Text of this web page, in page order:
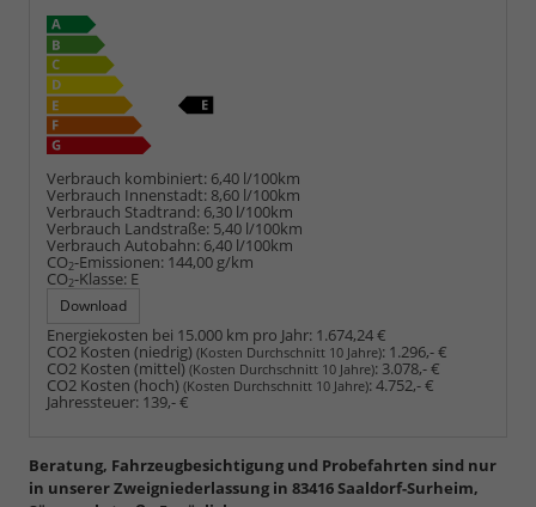
Verbrauch kombiniert: 6,40 l/100km
Verbrauch Innenstadt: 8,60 l/100km
Verbrauch Stadtrand: 6,30 l/100km
Verbrauch Landstraße: 5,40 l/100km
Verbrauch Autobahn: 6,40 l/100km
CO2-Emissionen: 144,00 g/km
CO2-Klasse: E
Download
Energiekosten bei 15.000 km pro Jahr: 1.674,24 €
CO2 Kosten (niedrig) (Kosten Durchschnitt 10 Jahre): 1.296,- €
CO2 Kosten (mittel) (Kosten Durchschnitt 10 Jahre): 3.078,- €
CO2 Kosten (hoch) (Kosten Durchschnitt 10 Jahre):4.752,- €
Jahressteuer: 139,- €
Beratung, Fahrzeugbesichtigung und Probefahrten sind nur
in unserer Zweigniederlassung in 83416 Saaldorf-Surheim,